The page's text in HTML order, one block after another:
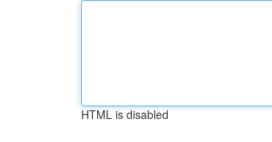
HTML is disabled